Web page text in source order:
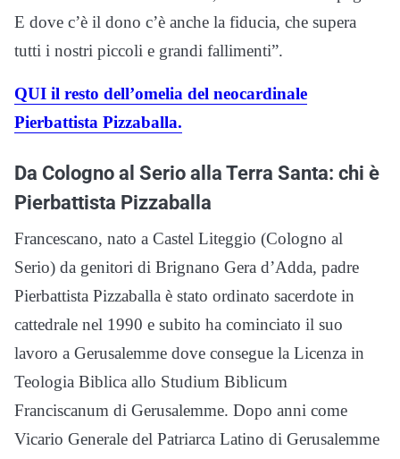
E dove c’è il dono c’è anche la fiducia, che supera
tutti i nostri piccoli e grandi fallimenti”.
QUI il resto dell’omelia del neocardinale
Pierbattista Pizzaballa.
Da Cologno al Serio alla Terra Santa: chi è
Pierbattista Pizzaballa
Francescano, nato a Castel Liteggio (Cologno al
Serio) da genitori di Brignano Gera d’Adda, padre
Pierbattista Pizzaballa è stato ordinato sacerdote in
cattedrale nel 1990 e subito ha cominciato il suo
lavoro a Gerusalemme dove consegue la Licenza in
Teologia Biblica allo Studium Biblicum
Franciscanum di Gerusalemme. Dopo anni come
Vicario Generale del Patriarca Latino di Gerusalemme